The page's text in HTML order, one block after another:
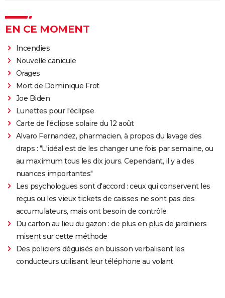
EN CE MOMENT
Incendies
Nouvelle canicule
Orages
Mort de Dominique Frot
Joe Biden
Lunettes pour l'éclipse
Carte de l'éclipse solaire du 12 août
Alvaro Fernandez, pharmacien, à propos du lavage des
draps : "L'idéal est de les changer une fois par semaine, ou
au maximum tous les dix jours. Cependant, il y a des
nuances importantes"
Les psychologues sont d'accord : ceux qui conservent les
reçus ou les vieux tickets de caisses ne sont pas des
accumulateurs, mais ont besoin de contrôle
Du carton au lieu du gazon : de plus en plus de jardiniers
misent sur cette méthode
Des policiers déguisés en buisson verbalisent les
conducteurs utilisant leur téléphone au volant